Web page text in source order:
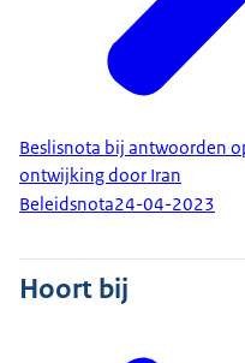
Beslisnota bij antwoorden
ontwijking door Iran
Beleidsnota24-04-2023
Hoort bij